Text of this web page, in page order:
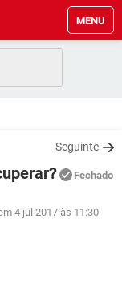
MENU
Seguinte
Fechado
4 jul 2017 às 11:30